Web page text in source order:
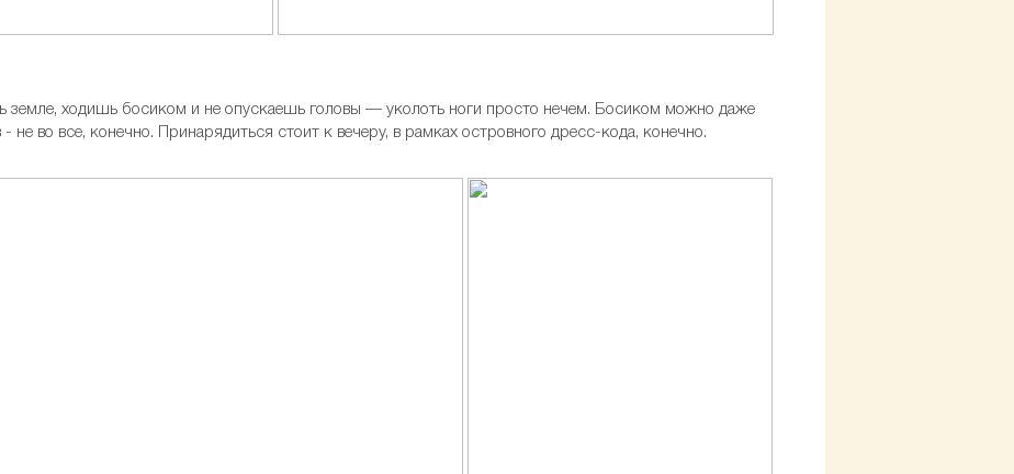
земле, ходишь босиком и не опускаешь головы — уколоть ноги просто нечем. Босиком можно даже
не во все, конечно. Принарядиться стоит к вечеру, в рамках островного дресс-кода, конечно.